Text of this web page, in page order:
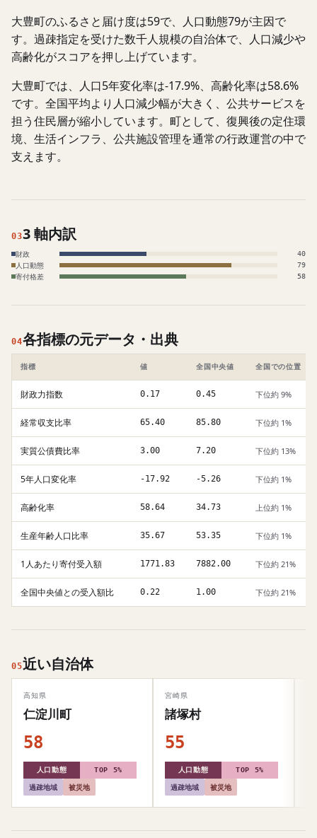
大豊町のふるさと届け度は59で、人口動態79が主因で
す。過疎指定を受けた数千人規模の自治体で、人口減少や
高齢化がスコアを押し上げています。
大豊町では、人口5年変化率は-17.9%、高齢化率は58.6%
です。全国平均より人口減少幅が大きく、公共サービスを
担う住民層が縮小しています。町として、復興後の定住環
境、生活インフラ、公共施設管理を通常の行政運営の中で
支えます。
033 軸内訳
財政 40
人口動態 79
寄付格差 58
04各指標の元データ・出典
指標 値 全国中央値 全国での位置
財政力指数 0.17 0.45 下位約 9%
経常収支比率 65.40 85.80 下位約 1%
実質公債費比率 3.00 7.20 下位約 13%
5年人口変化率 -17.92 -5.26 下位約 1%
高齢化率 58.64 34.73 上位約 1%
生産年齢人口比率 35.67 53.35 下位約 1%
1人あたり寄付受入額 1771.83 7882.00 下位約 21%
全国中央値との受入額比 0.22 1.00 下位約 21%
05近い自治体
高知県
仁淀川町
58
人口動態 TOP 5%
過疎地域 被災地
宮崎県
諸塚村
55
人口動態 TOP 5%
過疎地域 被災地